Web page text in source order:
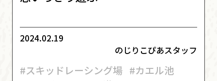
2024.02.19
のじりこぴあスタッフ
#スキッドレーシング場 #カエル池